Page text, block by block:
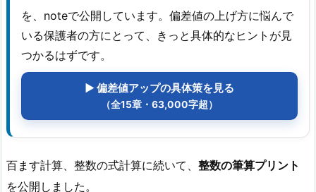
を、noteで公開しています。偏差値の上げ方に悩んで
いる保護者の方にとって、きっと具体的なヒントが見
つかるはずです。
▶ 偏差値アップの具体策を見る
（全15章・63,000字超）
百ます計算、整数の式計算に続いて、 整数の筆算プリント
を公開しました。